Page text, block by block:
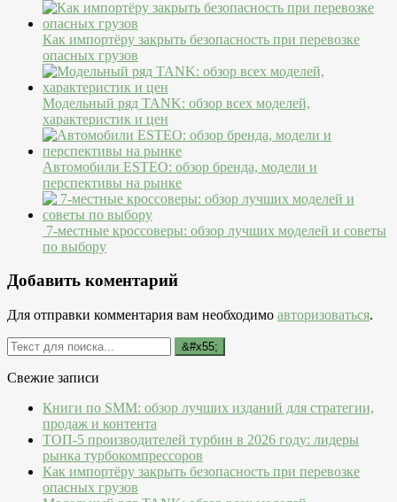
Как импортёру закрыть безопасность при перевозке
опасных грузов
Модельный ряд TANK: обзор всех моделей,
характеристик и цен
Автомобили ESTEO: обзор бренда, модели и
перспективы на рынке
7-местные кроссоверы: обзор лучших моделей и советы
по выбору
Добавить коментарий
Для отправки комментария вам необходимо авторизоваться.
Свежие записи
Книги по SMM: обзор лучших изданий для стратегии,
продаж и контента
ТОП-5 производителей турбин в 2026 году: лидеры
рынка турбокомпрессоров
Как импортёру закрыть безопасность при перевозке
опасных грузов